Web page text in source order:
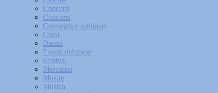
Concerti
Concorsi
Convegni e seminari
Corsi
Danza
Eventi del mese
Festival
Mercatini
Mostre
Musica